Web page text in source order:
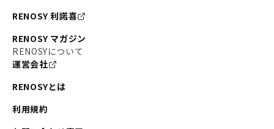
RENOSY 利諾喜
RENOSY マガジン
RENOSYについて
運営会社
RENOSYとは
利用規約